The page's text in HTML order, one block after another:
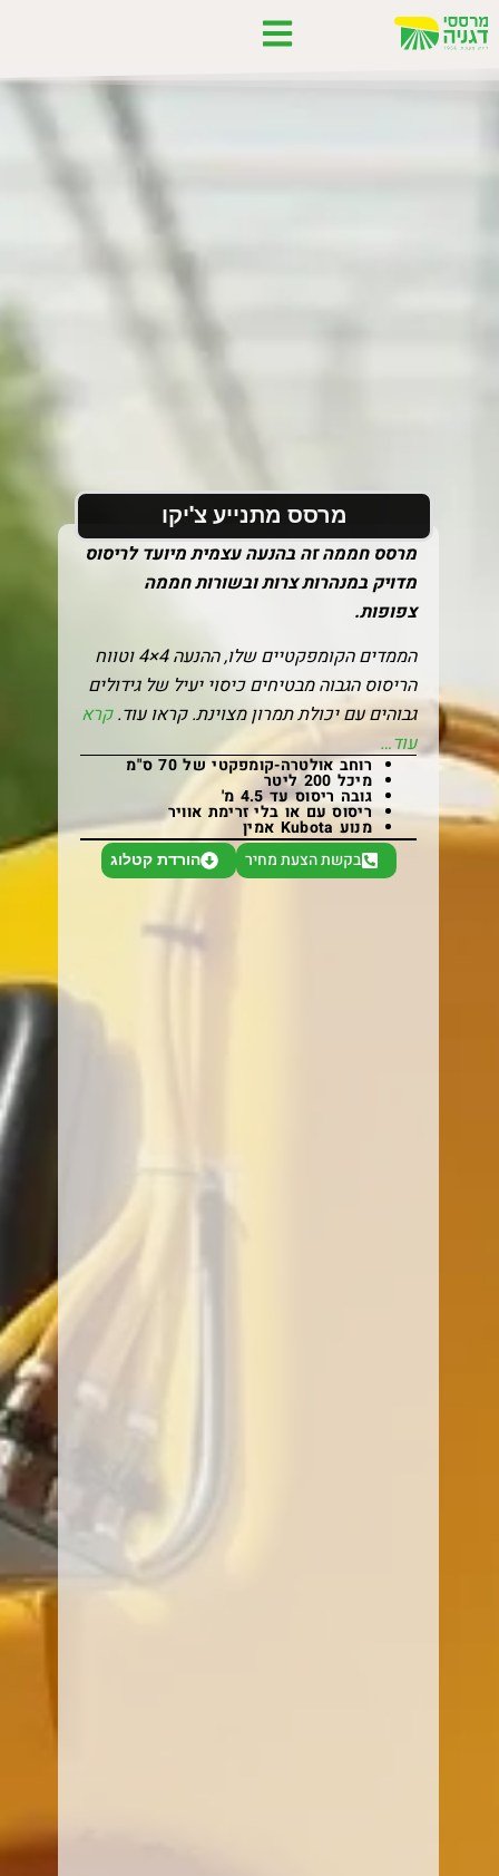
מרסס מתנייע צ'יקו
מרסס חממה זה בהנעה עצמית מיועד לריסוס
מדויק במנהרות צרות ובשורות חממה
צפופות.
הממדים הקומפקטיים שלו, ההנעה 4×4 וטווח
הריסוס הגבוה מבטיחים כיסוי יעיל של גידולים
גבוהים עם יכולת תמרון מצוינת. קראו עוד.קרא
עוד…
רוחב אולטרה-קומפקטי של 70 ס"מ
מיכל 200 ליטר
גובה ריסוס עד 4.5 מ'
ריסוס עם או בלי זרימת אוויר
מנוע Kubota אמין
בקשת הצעת מחיר
הורדת קטלוג